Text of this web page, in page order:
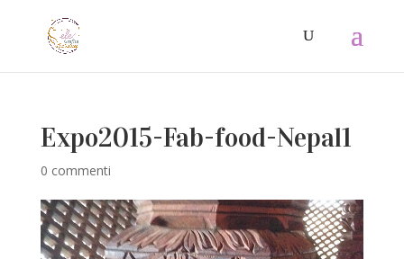
Expo2015-Fab-food-Nepal1
0 commenti